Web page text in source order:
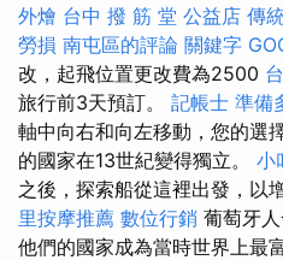
外燴 台中 撥 筋 堂 公益店 傳
勞損 南屯區的評論 關鍵字
改，起飛位置更改費為2500
旅行前3天預訂。 記帳士 準備
軸中向右和向左移動，您的選
的國家在13世紀變得獨立。 小
之後，探索船從這裡出發，以
里按摩推薦 數位行銷 葡萄牙
他們的國家成為當時世界上最